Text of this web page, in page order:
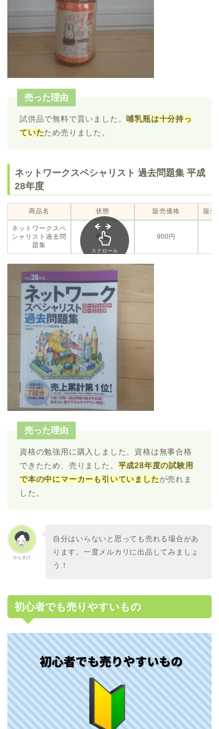
売った理由
試供品で無料で貰いました。 哺乳瓶は十分持っ
ていたため売りました。
ネットワークスペシャリスト 過去問題集 平成
28年度
商品名 状態 販売価格 販売
ネットワークスペ
シャリスト過去問
題集
中古 900円
スクロール
売った理由
資格の勉強用に購入しました。資格は無事合格
できたため、売りました。 平成28年度の試験用
で本の中にマーカーも引いていましたが売れま
した。
かんすけ
自分はいらないと思っても売れる場合があ
ります。一度メルカリに出品してみましょ
う！
初心者でも売りやすいもの